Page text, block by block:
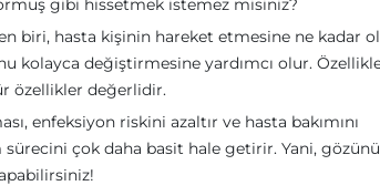
gibi hissetmek istemez misiniz?
biri, hasta kişinin hareket etmesine ne kadar
kolayca değiştirmesine yardımcı olur.
özellikler değerlidir.
enfeksiyon riskini azaltır ve hasta bakımını
sürecini çok daha basit hale getirir. Yani,